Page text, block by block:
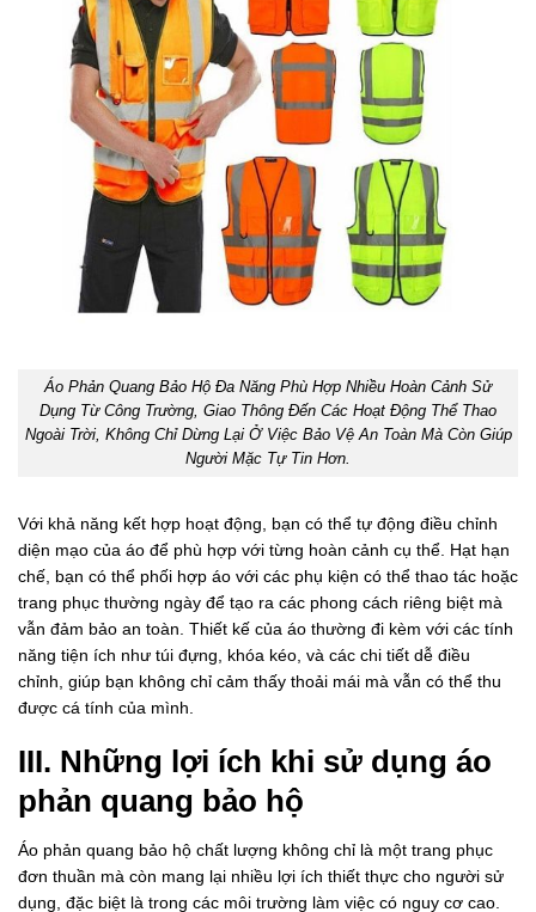
Áo Phản Quang Bảo Hộ Đa Năng Phù Hợp Nhiều Hoàn Cảnh Sử
Dụng Từ Công Trường, Giao Thông Đến Các Hoạt Động Thể Thao
Ngoài Trời, Không Chỉ Dừng Lại Ở Việc Bảo Vệ An Toàn Mà Còn Giúp
Người Mặc Tự Tin Hơn.
Với khả năng kết hợp hoạt động, bạn có thể tự động điều chỉnh
diện mạo của áo để phù hợp với từng hoàn cảnh cụ thể. Hạt hạn
chế, bạn có thể phối hợp áo với các phụ kiện có thể thao tác hoặc
trang phục thường ngày để tạo ra các phong cách riêng biệt mà
vẫn đảm bảo an toàn. Thiết kế của áo thường đi kèm với các tính
năng tiện ích như túi đựng, khóa kéo, và các chi tiết dễ điều
chỉnh, giúp bạn không chỉ cảm thấy thoải mái mà vẫn có thể thu
được cá tính của mình.
III. Những lợi ích khi sử dụng áo
phản quang bảo hộ
Áo phản quang bảo hộ chất lượng không chỉ là một trang phục
đơn thuần mà còn mang lại nhiều lợi ích thiết thực cho người sử
dụng, đặc biệt là trong các môi trường làm việc có nguy cơ cao.